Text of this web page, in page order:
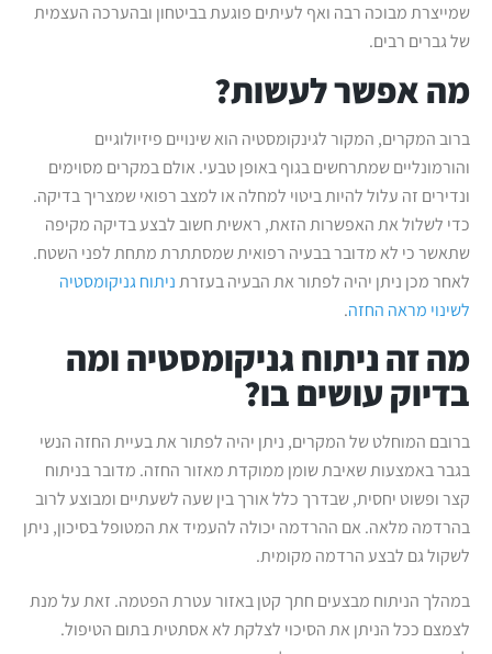
שמייצרת מבוכה רבה ואף לעיתים פוגעת בביטחון ובהערכה העצמית
של גברים רבים.
מה אפשר לעשות?
ברוב המקרים, המקור לגינקומסטיה הוא שינויים פיזיולוגיים
והורמונליים שמתרחשים בגוף באופן טבעי. אולם במקרים מסוימים
ונדירים זה עלול להיות ביטוי למחלה או למצב רפואי שמצריך בדיקה.
כדי לשלול את האפשרות הזאת, ראשית חשוב לבצע בדיקה מקיפה
שתאשר כי לא מדובר בבעיה רפואית שמסתתרת מתחת לפני השטח.
לאחר מכן ניתן יהיה לפתור את הבעיה בעזרתניתוח גניקומסטיה
לשינוי מראה החזה.
מה זה ניתוח גניקומסטיה ומה
בדיוק עושים בו?
ברובם המוחלט של המקרים, ניתן יהיה לפתור את בעיית החזה הנשי
בגבר באמצעות שאיבת שומן ממוקדת מאזור החזה. מדובר בניתוח
קצר ופשוט יחסית, שבדרך כלל אורך בין שעה לשעתיים ומבוצע לרוב
בהרדמה מלאה. אם ההרדמה יכולה להעמיד את המטופל בסיכון, ניתן
לשקול גם לבצע הרדמה מקומית.
במהלך הניתוח מבצעים חתך קטן באזור עטרת הפטמה. זאת על מנת
לצמצם ככל הניתן את הסיכוי לצלקת לא אסתטית בתום הטיפול.